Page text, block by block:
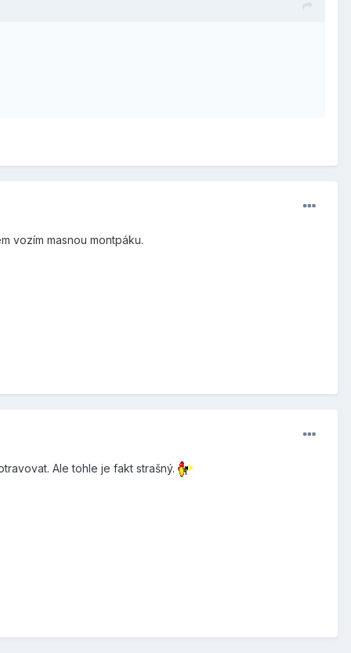
vozím masnou montpáku.
Ale tohle je fakt strašný.